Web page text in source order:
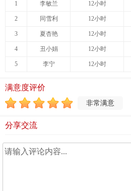
1 李敏兰 12小时
2 同雪利 12小时
3 夏杏艳 12小时
4 丑小娟 12小时
5 李宁 12小时
满意度评价
非常满意
分享交流